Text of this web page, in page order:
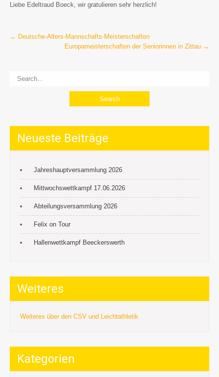
Liebe Edeltraud Boeck, wir gratulieren sehr herzlich!
Post
← Deutsche-Alters-Mannschafts-Meisterschaften
Europameisterschaften der Seniorinnen in Zittau →
Neueste Beiträge
Jahreshauptversammlung 2026
Mittwochswettkampf 17.06.2026
Abteilungsversammlung 2026
Felix on Tour
Hallenwettkampf Beeckerswerth
Weiteres
Weiteres über den CSV und Leichtathletik
Kategorien